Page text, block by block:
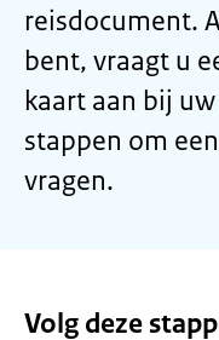
reisdocument.
bent, vraagt u
kaart aan bij
stappen om
vragen.
Volg deze